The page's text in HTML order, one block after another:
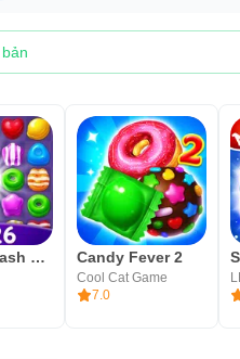
Candy Smash Mania Candy Fever 2
Cool Cat Game
7.0